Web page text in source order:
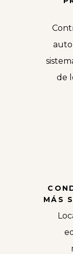
de
MÁS